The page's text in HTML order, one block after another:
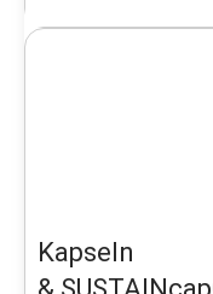
Kapseln